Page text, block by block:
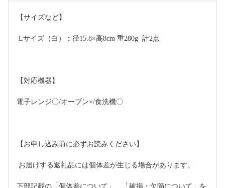
【サイズなど】
Lサイズ（白）：径15.8×高8cm 重280g  計2点
【対応機器】
電子レンジ〇/オーブン×/食洗機〇
【お申し込み前に必ずお読みください】
お届けする返礼品には個体差が生じる場合があります。
下部記載の「個体差について」、「破損・欠陥について」を